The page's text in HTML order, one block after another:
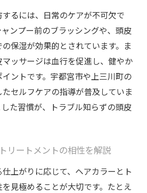
ントで頭皮も美しく整える方法
ラーの長持ちを実現するケア
目の頭皮用トリートメント紹介
育む頭皮マッサージの効果
するトリートメント術とは
効く成分とトリートメント解説
後も輝く髪を保つケア習慣
サロン仕様トリートメントの魅
ラー・トリートメントの効果検
るには、日常のケアが不可欠で
ンプー前のブラッシングや、頭皮
保湿が効果的とされています。ま
ッサージは血行を促進し、健やか
ントです。宇都宮市や上三川町の
セルフケアの指導が普及していま
た習慣が、トラブル知らずの頭皮
リートメントの相性を解説
上がりに応じて、ヘアカラーとト
見極めることが大切です。たとえ